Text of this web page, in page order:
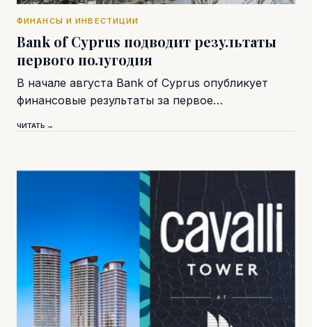
ФИНАНСЫ И ИНВЕСТИЦИИ
Bank of Cyprus подводит результаты
первого полугодия
В начале августа Bank of Cyprus опубликует
финансовые результаты за первое…
ЧИТАТЬ →